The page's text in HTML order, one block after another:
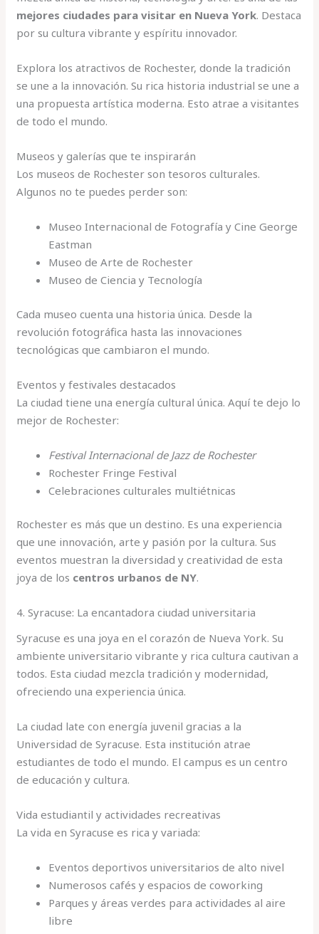
mejores ciudades para visitar en Nueva York. Destaca
por su cultura vibrante y espíritu innovador.
Explora los atractivos de Rochester, donde la tradición
se une a la innovación. Su rica historia industrial se une a
una propuesta artística moderna. Esto atrae a visitantes
de todo el mundo.
Museos y galerías que te inspirarán
Los museos de Rochester son tesoros culturales.
Algunos no te puedes perder son:
Museo Internacional de Fotografía y Cine George
Eastman
Museo de Arte de Rochester
Museo de Ciencia y Tecnología
Cada museo cuenta una historia única. Desde la
revolución fotográfica hasta las innovaciones
tecnológicas que cambiaron el mundo.
Eventos y festivales destacados
La ciudad tiene una energía cultural única. Aquí te dejo lo
mejor de Rochester:
Festival Internacional de Jazz de Rochester
Rochester Fringe Festival
Celebraciones culturales multiétnicas
Rochester es más que un destino. Es una experiencia
que une innovación, arte y pasión por la cultura. Sus
eventos muestran la diversidad y creatividad de esta
joya de los centros urbanos de NY.
4. Syracuse: La encantadora ciudad universitaria
Syracuse es una joya en el corazón de Nueva York. Su
ambiente universitario vibrante y rica cultura cautivan a
todos. Esta ciudad mezcla tradición y modernidad,
ofreciendo una experiencia única.
La ciudad late con energía juvenil gracias a la
Universidad de Syracuse. Esta institución atrae
estudiantes de todo el mundo. El campus es un centro
de educación y cultura.
Vida estudiantil y actividades recreativas
La vida en Syracuse es rica y variada:
Eventos deportivos universitarios de alto nivel
Numerosos cafés y espacios de coworking
Parques y áreas verdes para actividades al aire
libre